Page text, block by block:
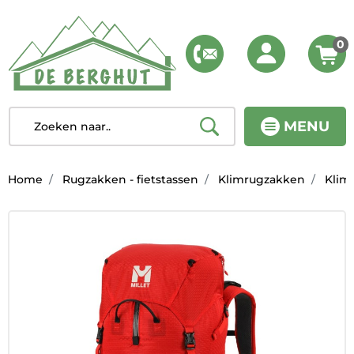
MENU
0
Home Rugzakken - fietstassen Klimrugzakken